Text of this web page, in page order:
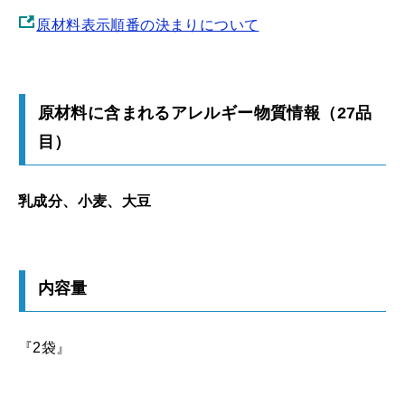
原材料表示順番の決まりについて
原材料に含まれるアレルギー物質情報（27品
目）
乳成分、小麦、大豆
内容量
『2袋』